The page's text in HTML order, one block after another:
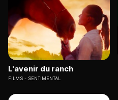
L'avenir du ranch
FILMS SENTIMENTAL